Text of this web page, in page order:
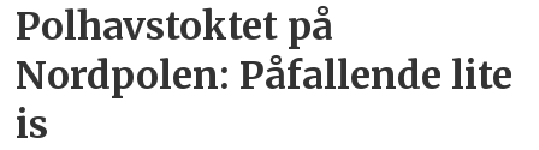
Polhavstoktet på
Nordpolen: Påfallende lite
is